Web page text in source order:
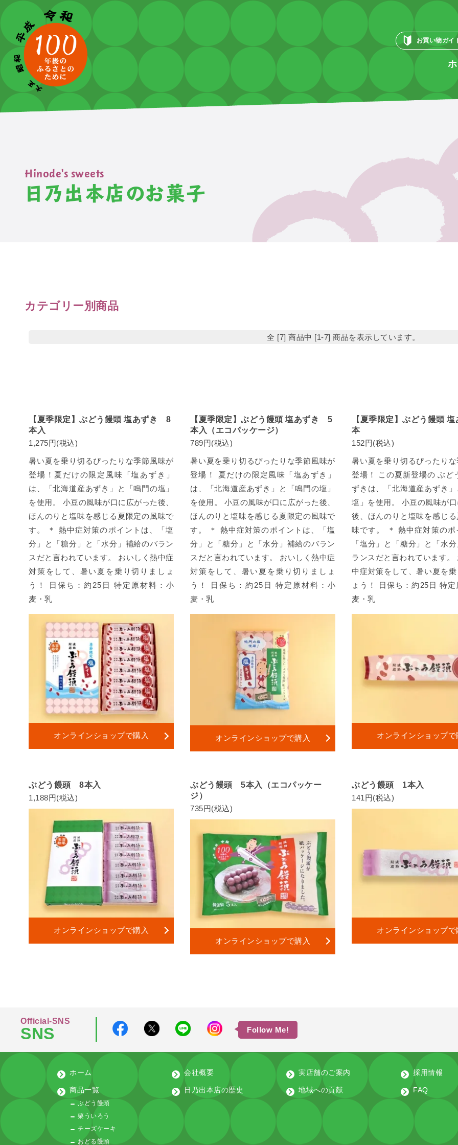
お買い物ガイ
Hinode's sweets
日乃出本店のお菓子
カテゴリー別商品
全 [7] 商品中 [1-7] 商品を表示しています。
【夏季限定】ぶどう饅頭 塩あずき 8
本入
1,275円(税込)
暑い夏を乗り切るぴったりな季節風味が
登場！夏だけの限定風味「塩あずき」
は、「北海道産あずき」と「鳴門の塩」
を使用。 小豆の風味が口に広がった後、
ほんのりと塩味を感じる夏限定の風味で
す。 ＊ 熱中症対策のポイントは、「塩
分」と「糖分」と「水分」補給のバラン
スだと言われています。 おいしく熱中症
対策をして、暑い夏を乗り切りましょ
う！ 日保ち：約25日 特定原材料：小
麦・乳
オンラインショップで購入
【夏季限定】ぶどう饅頭 塩あずき 5
本入（エコパッケージ）
789円(税込)
暑い夏を乗り切るぴったりな季節風味が
登場！ 夏だけの限定風味「塩あずき」
は、「北海道産あずき」と「鳴門の塩」
を使用。 小豆の風味が口に広がった後、
ほんのりと塩味を感じる夏限定の風味で
す。 ＊ 熱中症対策のポイントは、「塩
分」と「糖分」と「水分」補給のバラン
スだと言われています。 おいしく熱中症
対策をして、暑い夏を乗り切りましょ
う！ 日保ち：約25日 特定原材料：小
麦・乳
オンラインショップで購入
【夏季限定】ぶどう饅頭
本
152円(税込)
暑い夏を乗り切るぴったり
登場！ この夏新登場の ぶど
ずきは、「北海道産あずき
塩」を使用。 小豆の風味が
後、ほんのりと塩味を感じ
味です。 ＊ 熱中症対策のポ
「塩分」と「糖分」と「水
ランスだと言われています。
中症対策をして、暑い夏を
ょう！ 日保ち：約25日 特
麦・乳
オンラインショップで
ぶどう饅頭 8本入
1,188円(税込)
オンラインショップで購入
ぶどう饅頭 5本入（エコパッケー
ジ）
735円(税込)
オンラインショップで購入
ぶどう饅頭 1本入
141円(税込)
オンラインショップで
Official-SNS
SNS Follow Me!
ホーム 会社概要 実店舗のご案内 採用情報
商品一覧
ぶどう饅頭
栗ういろう
チーズケーキ
おどる饅頭
日乃出本店の歴史 地域への貢献 FAQ